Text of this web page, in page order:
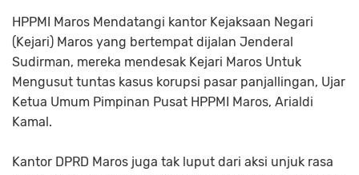
HPPMI Maros Mendatangi kantor Kejaksaan Negari
(Kejari) Maros yang bertempat dijalan Jenderal
Sudirman, mereka mendesak Kejari Maros Untuk
Mengusut tuntas kasus korupsi pasar panjallingan, Ujar
Ketua Umum Pimpinan Pusat HPPMI Maros, Arialdi
Kamal.
Kantor DPRD Maros juga tak luput dari aksi unjuk rasa